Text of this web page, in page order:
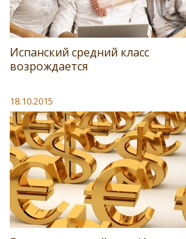
Испанский средний класс
возрождается
18.10.2015